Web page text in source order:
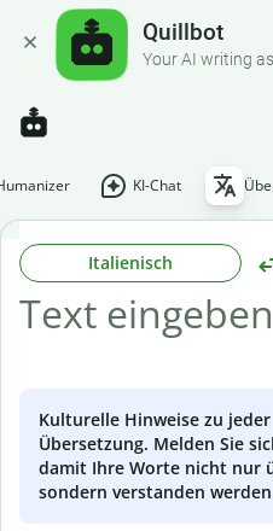
Quillbot
Your AI writing
KI-Chat
Italienisch
Kulturelle Hinweise zu jeder
Übersetzung. Melden Sie
damit Ihre Worte nicht nur
sondern verstanden